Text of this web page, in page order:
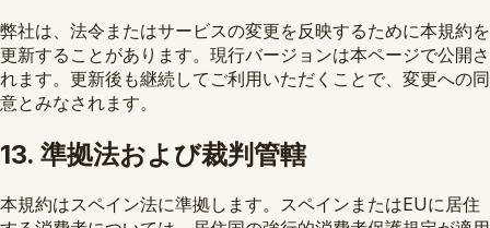
弊社は、法令またはサービスの変更を反映するために本規約を
更新することがあります。現行バージョンは本ページで公開さ
れます。更新後も継続してご利用いただくことで、変更への同
意とみなされます。
13. 準拠法および裁判管轄
本規約はスペイン法に準拠します。スペインまたはEUに居住